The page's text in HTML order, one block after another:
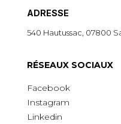
ADRESSE
540 Hautussac, 07800
RÉSEAUX SOCIAUX
Facebook
Instagram
Linkedin